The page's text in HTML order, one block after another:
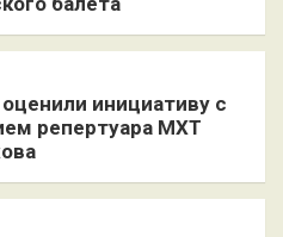
инициативу с
репертуара МХТ